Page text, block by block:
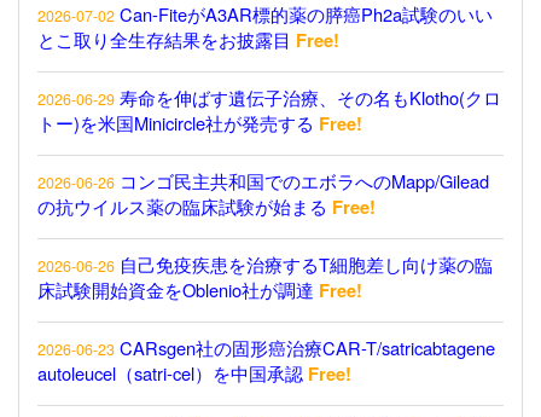
2026-07-02 Can-FiteがA3AR標的薬の膵癌Ph2a試験のいい
とこ取り全生存結果をお披露目 Free!
2026-06-29 寿命を伸ばす遺伝子治療、その名もKlotho(クロ
トー)を米国Minicircle社が発売する Free!
2026-06-26 コンゴ民主共和国でのエボラへのMapp/Gilead
の抗ウイルス薬の臨床試験が始まる Free!
2026-06-26 自己免疫疾患を治療するT細胞差し向け薬の臨
床試験開始資金をOblenio社が調達 Free!
2026-06-23 CARsgen社の固形癌治療CAR-T/satricabtagene
autoleucel（satri-cel）を中国承認 Free!